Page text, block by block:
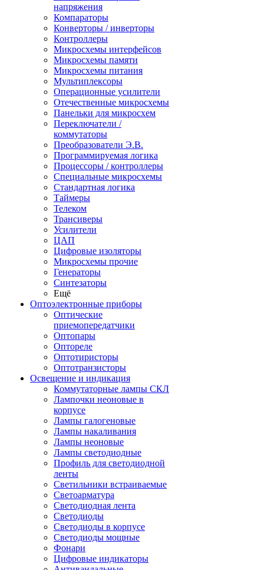
напряжения
Компараторы
Конверторы / инверторы
Контроллеры
Микросхемы интерфейсов
Микросхемы памяти
Микросхемы питания
Мультиплексоры
Операционные усилители
Отечественные микросхемы
Панельки для микросхем
Переключатели /
коммутаторы
Преобразователи Э.В.
Программируемая логика
Процессоры / контроллеры
Специальные микросхемы
Стандартная логика
Таймеры
Телеком
Трансиверы
Усилители
ЦАП
Цифровые изоляторы
Микросхемы прочие
Генераторы
Синтезаторы
Ещё
Оптоэлектронные приборы
Оптические
приемопередатчики
Оптопары
Оптореле
Оптотиристоры
Оптотранзисторы
Освещение и индикация
Коммутаторные лампы СКЛ
Лампочки неоновые в
корпусе
Лампы галогеновые
Лампы накаливания
Лампы неоновые
Лампы светодиодные
Профиль для светодиодной
ленты
Светильники встраиваемые
Светоарматура
Светодиодная лента
Светодиоды
Светодиоды в корпусе
Светодиоды мощные
Фонари
Цифровые индикаторы